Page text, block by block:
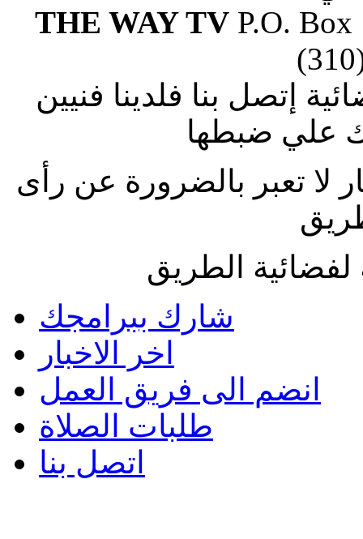
THE WAY TVP.O. Box
إتصل بنا فلدينا فنيين
علي ضبطها
لا تعبر بالضرورة عن رأى
الطريق
شارك ببرامجك
اخر الاخبار
انضم الى فريق العمل
طلبات الصلاة
اتصل بنا